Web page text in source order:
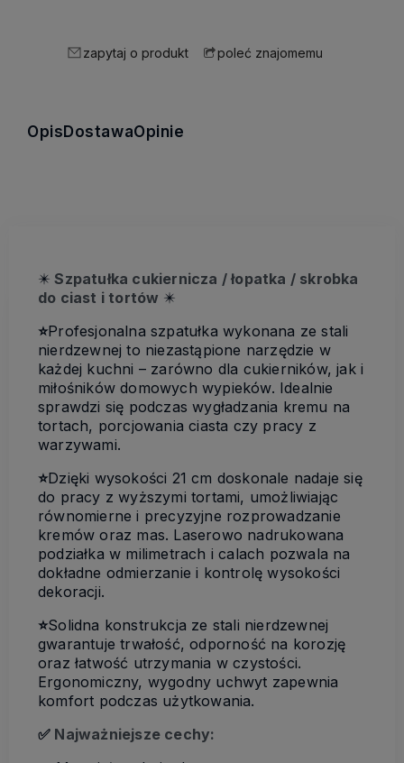
zapytaj o produkt poleć znajomemu
OpisDostawaOpinie
✴️ Szpatułka cukiernicza / łopatka / skrobka
do ciast i tortów ✴️
⭐Profesjonalna szpatułka wykonana ze stali
nierdzewnej to niezastąpione narzędzie w
każdej kuchni – zarówno dla cukierników, jak i
miłośników domowych wypieków. Idealnie
sprawdzi się podczas wygładzania kremu na
tortach, porcjowania ciasta czy pracy z
warzywami.
⭐Dzięki wysokości 21 cm doskonale nadaje się
do pracy z wyższymi tortami, umożliwiając
równomierne i precyzyjne rozprowadzanie
kremów oraz mas. Laserowo nadrukowana
podziałka w milimetrach i calach pozwala na
dokładne odmierzanie i kontrolę wysokości
dekoracji.
⭐Solidna konstrukcja ze stali nierdzewnej
gwarantuje trwałość, odporność na korozję
oraz łatwość utrzymania w czystości.
Ergonomiczny, wygodny uchwyt zapewnia
komfort podczas użytkowania.
✅ Najważniejsze cechy: